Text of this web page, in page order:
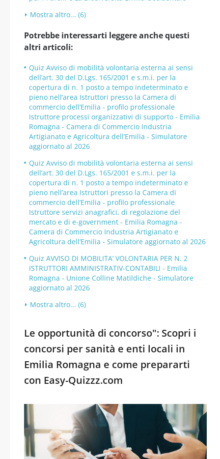
Mostra altro... (6)
Potrebbe interessarti leggere anche questi
altri articoli:
Quiz Avviso di mobilità volontaria esterna ai sensi
dell’art. 30 del D.Lgs. 165/2001 e s.m.i. per la
copertura di n. 1 posto a tempo indeterminato e
pieno nell’area Istruttori presso la Camera di
commercio dell’Emilia - profilo professionale
Istruttore processi organizzativi di supporto - Emilia
Romagna - Camera di Commercio Industria
Artigianato e Agricoltura dell’Emilia - Simulatore
aggiornato al 2026
Quiz Avviso di mobilità volontaria esterna ai sensi
dell’art. 30 del D.Lgs. 165/2001 e s.m.i. per la
copertura di n. 1 posto a tempo indeterminato e
pieno nell’area Istruttori presso la Camera di
commercio dell’Emilia - profilo professionale
Istruttore servizi anagrafici, di regolazione del
mercato e di e-government - Emilia Romagna -
Camera di Commercio Industria Artigianato e
Agricoltura dell’Emilia - Simulatore aggiornato al 2026
Quiz AVVISO DI MOBILITA’ VOLONTARIA PER N. 2
ISTRUTTORI AMMINISTRATIV-CONTABILI - Emilia
Romagna - Unione Colline Matildiche - Simulatore
aggiornato al 2026
Mostra altro... (6)
Le opportunità di concorso": Scopri i
concorsi per sanità e enti locali in
Emilia Romagna e come prepararti
con Easy-Quizzz.com